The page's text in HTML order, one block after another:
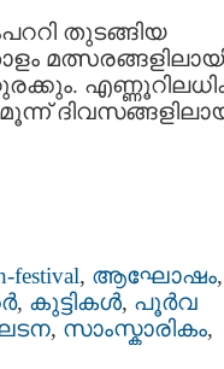
തുടങ്ങിയ
festival, ആഘോഷം,
, കുട്ടികള്‍, പൂര്‍വ
, സാംസ്കാരികം,